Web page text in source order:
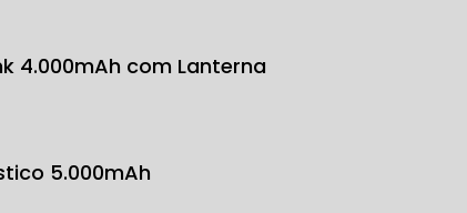
4.000mAh com Lanterna
5.000mAh